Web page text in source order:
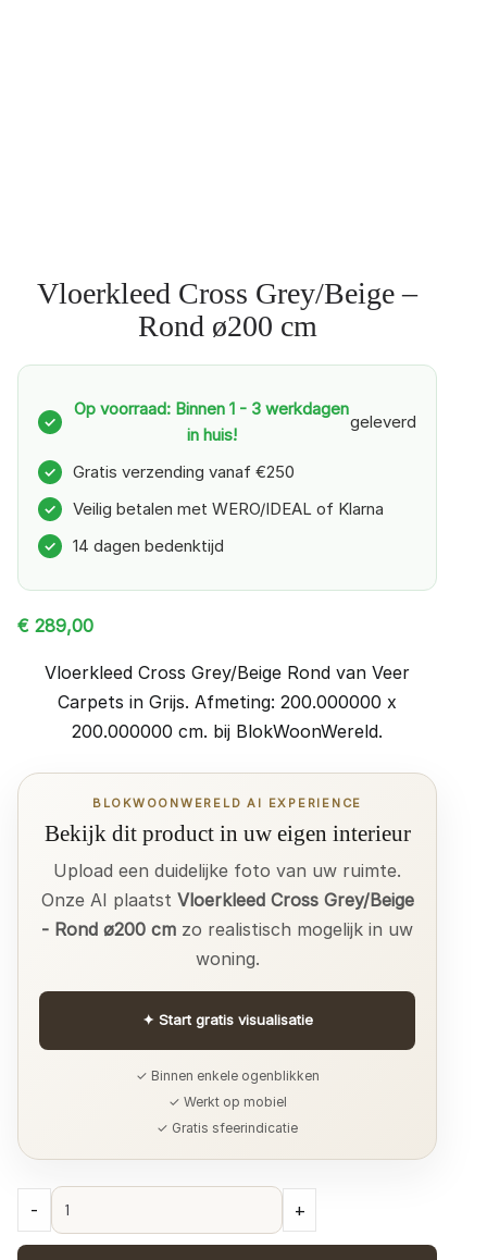
Vloerkleed Cross Grey/Beige –
Rond ø200 cm
✓
Op voorraad: Binnen 1 - 3 werkdagen
in huis!
geleverd
✓ Gratis verzending vanaf €250
✓ Veilig betalen met WERO/IDEAL of Klarna
✓ 14 dagen bedenktijd
€ 289,00
Vloerkleed Cross Grey/Beige Rond van Veer
Carpets in Grijs. Afmeting: 200.000000 x
200.000000 cm. bij BlokWoonWereld.
BLOKWOONWERELD AI EXPERIENCE
Bekijk dit product in uw eigen interieur
Upload een duidelijke foto van uw ruimte.
Onze AI plaatst Vloerkleed Cross Grey/Beige
- Rond ø200 cm zo realistisch mogelijk in uw
woning.
✦ Start gratis visualisatie
✓ Binnen enkele ogenblikken
✓ Werkt op mobiel
✓ Gratis sfeerindicatie
Grey/Beige
- +